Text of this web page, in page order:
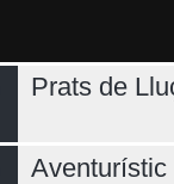
Prats de
Aventurístic